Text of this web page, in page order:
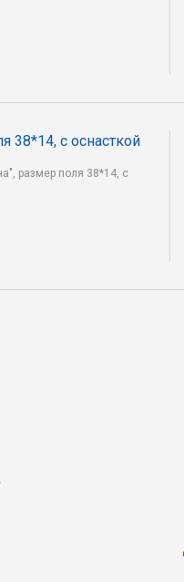
38*14, с оснасткой
размер поля 38*14, с